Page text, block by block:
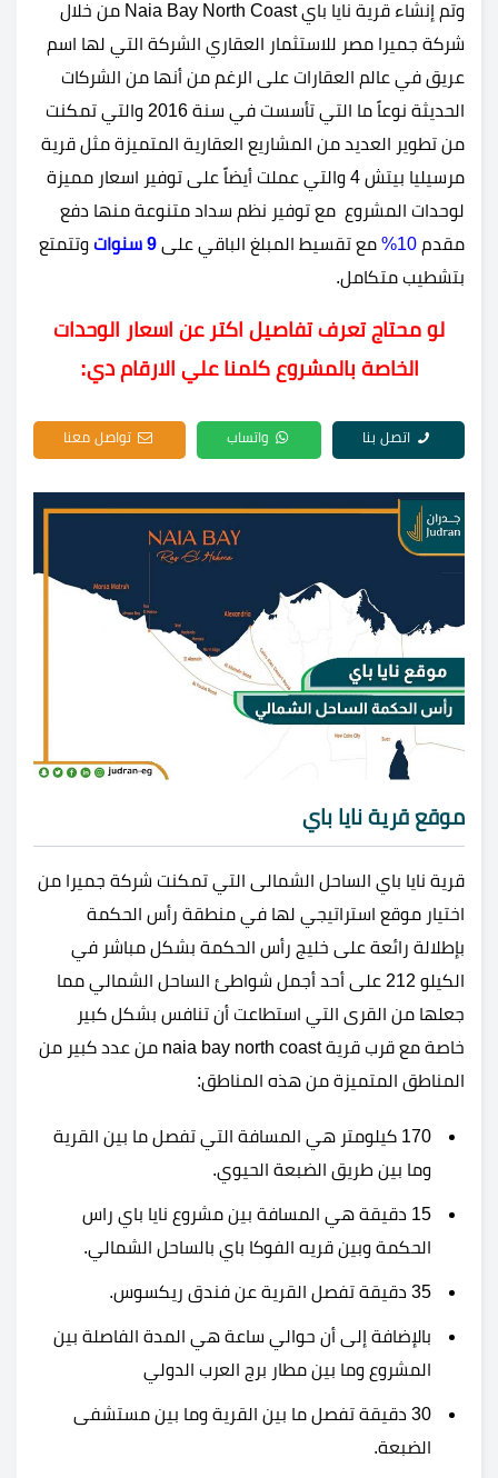
وتم إنشاء قرية نايا باي Naia Bay North Coast من خلال
شركة جميرا مصر للاستثمار العقاري الشركة التي لها اسم
عريق في عالم العقارات على الرغم من أنها من الشركات
الحديثة نوعاً ما التي تأسست في سنة 2016 والتي تمكنت
من تطوير العديد من المشاريع العقارية المتميزة مثل قرية
مرسيليا بيتش 4 والتي عملت أيضاً على توفير اسعار مميزة
لوحدات المشروع مع توفير نظم سداد متنوعة منها دفع
مقدم 10% مع تقسيط المبلغ الباقي على 9 سنوات
وتتمتع
بتشطيب متكامل.
لو محتاج تعرف تفاصيل اكتر عن اسعار الوحدات
الخاصة بالمشروع كلمنا علي الارقام دي:
اتصل بنا واتساب تواصل معنا
موقع قرية نايا باي
قرية نايا باي الساحل الشمالى التي تمكنت شركة جميرا من
اختيار موقع استراتيجي لها في منطقة رأس الحكمة
بإطلالة رائعة على خليج رأس الحكمة بشكل مباشر في
الكيلو 212 على أحد أجمل شواطئ الساحل الشمالي مما
جعلها من القرى التي استطاعت أن تنافس بشكل كبير
خاصة مع قرب قرية naia bay north coast من عدد كبير من
المناطق المتميزة من هذه المناطق:
170 كيلومتر هي المسافة التي تفصل ما بين القرية
وما بين طريق الضبعة الحيوي.
15 دقيقة هي المسافة بين مشروع نايا باي راس
الحكمة وبين قريه الفوكا باي بالساحل الشمالي.
35 دقيقة تفصل القرية عن فندق ريكسوس.
بالإضافة إلى أن حوالي ساعة هي المدة الفاصلة بين
المشروع وما بين مطار برج العرب الدولي
30 دقيقة تفصل ما بين القرية وما بين مستشفى
الضبعة.